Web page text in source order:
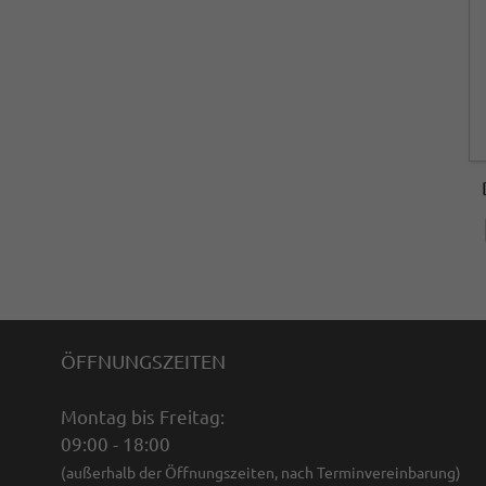
ÖFFNUNGSZEITEN
Montag bis Freitag:
09:00 - 18:00
(außerhalb der Öffnungszeiten, nach Terminvereinbarung)